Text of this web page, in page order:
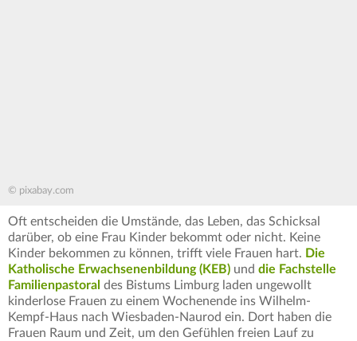
© pixabay.com
Oft entscheiden die Umstände, das Leben, das Schicksal
darüber, ob eine Frau Kinder bekommt oder nicht. Keine
Kinder bekommen zu können, trifft viele Frauen hart. Die
Katholische Erwachsenenbildung (KEB) und die Fachstelle
Familienpastoral des Bistums Limburg laden ungewollt
kinderlose Frauen zu einem Wochenende ins Wilhelm-
Kempf-Haus nach Wiesbaden-Naurod ein. Dort haben die
Frauen Raum und Zeit, um den Gefühlen freien Lauf zu